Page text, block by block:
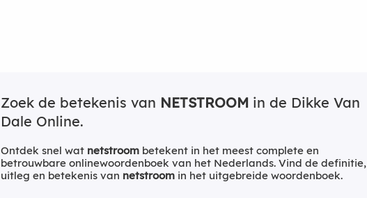
Zoek de betekenis van NETSTROOM in de Dikke Van
Dale Online.
Ontdek snel wat netstroom betekent in het meest complete en
betrouwbare onlinewoordenboek van het Nederlands. Vind de definitie,
uitleg en betekenis van netstroom in het uitgebreide woordenboek.